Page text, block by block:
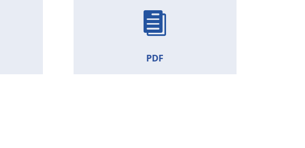

PDF